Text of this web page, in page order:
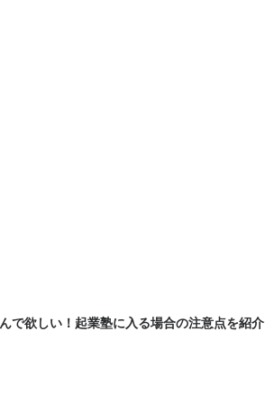
で欲しい！起業塾に入る場合の注意点を紹介